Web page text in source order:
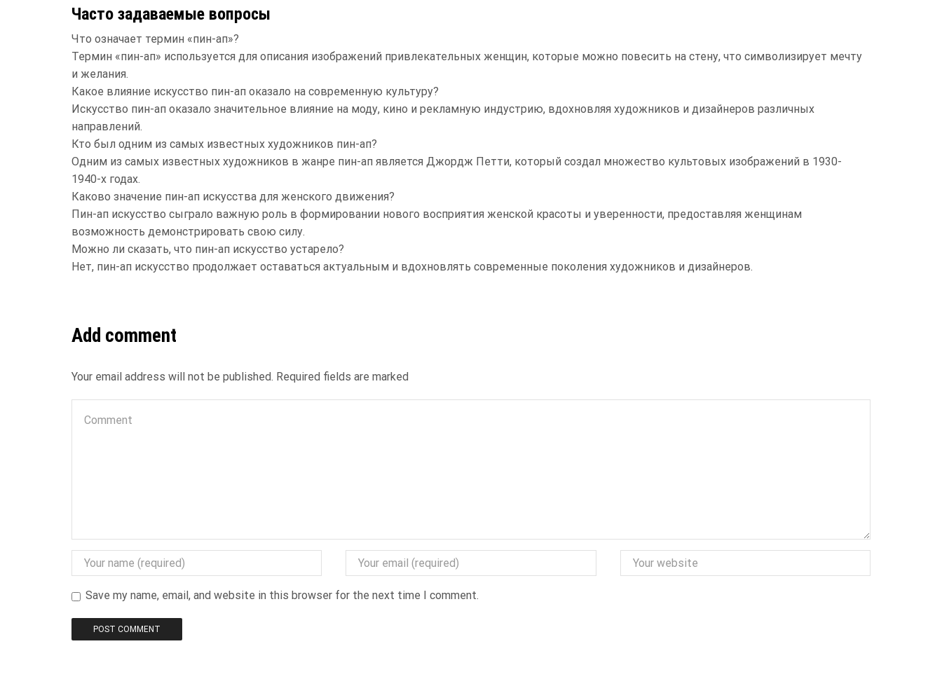
Часто задаваемые вопросы
Что означает термин «пин-ап»?
Термин «пин-ап» используется для описания изображений привлекательных женщин, которые можно повесить на стену, что символизирует мечту
и желания.
Какое влияние искусство пин-ап оказало на современную культуру?
Искусство пин-ап оказало значительное влияние на моду, кино и рекламную индустрию, вдохновляя художников и дизайнеров различных
направлений.
Кто был одним из самых известных художников пин-ап?
Одним из самых известных художников в жанре пин-ап является Джордж Петти, который создал множество культовых изображений в 1930-
1940-х годах.
Каково значение пин-ап искусства для женского движения?
Пин-ап искусство сыграло важную роль в формировании нового восприятия женской красоты и уверенности, предоставляя женщинам
возможность демонстрировать свою силу.
Можно ли сказать, что пин-ап искусство устарело?
Нет, пин-ап искусство продолжает оставаться актуальным и вдохновлять современные поколения художников и дизайнеров.
Add comment
Your email address will not be published. Required fields are marked
Save my name, email, and website in this browser for the next time I comment.